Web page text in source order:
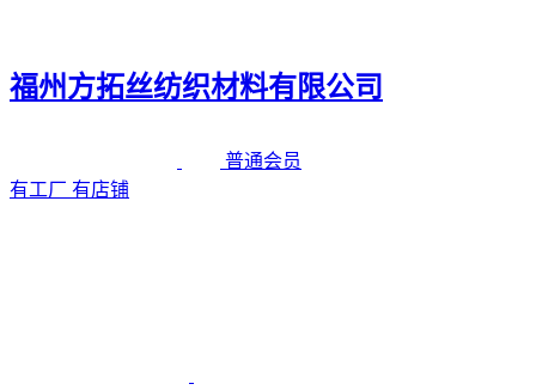
福州方拓丝纺织材料有限公司
普通会员
有工厂 有店铺